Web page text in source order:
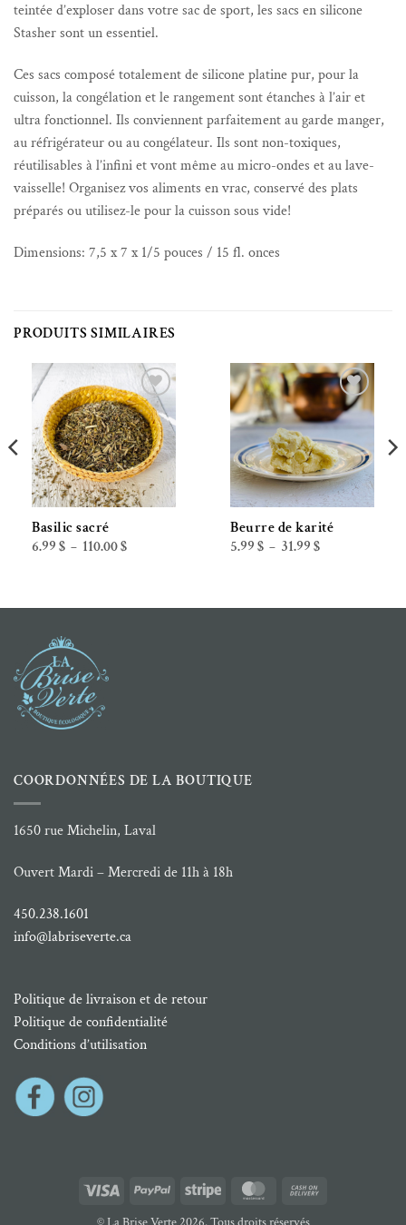
teintée d’exploser dans votre sac de sport, les sacs en silicone
Stasher sont un essentiel.
Ces sacs composé totalement de silicone platine pur, pour la
cuisson, la congélation et le rangement sont étanches à l’air et
ultra fonctionnel. Ils conviennent parfaitement au garde manger,
au réfrigérateur ou au congélateur. Ils sont non-toxiques,
réutilisables à l’infini et vont même au micro-ondes et au lave-
vaisselle! Organisez vos aliments en vrac, conservé des plats
préparés ou utilisez-le pour la cuisson sous vide!
Dimensions: 7,5 x 7 x 1/5 pouces / 15 fl. onces
PRODUITS SIMILAIRES
Ajouter à la liste de souhaits
Basilic sacré
6.99 $ – 110.00$Plage
Ajouter à la liste de souhaits
Beurre de karité
5.99 $ – 31.99 $Plage
COORDONNÉES DE LA BOUTIQUE
1650 rue Michelin, Laval
Ouvert Mardi – Mercredi de 11h à 18h
450.238.1601
info@labriseverte.ca
Politique de livraison et de retour
Politique de confidentialité
Conditions d’utilisation
Visa PayPal Stripe MasterCard